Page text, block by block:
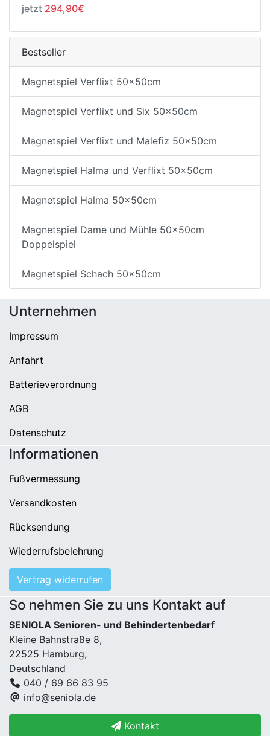
jetzt 294,90€
Bestseller
Magnetspiel Verflixt 50x50cm
Magnetspiel Verflixt und Six 50x50cm
Magnetspiel Verflixt und Malefiz 50x50cm
Magnetspiel Halma und Verflixt 50x50cm
Magnetspiel Halma 50x50cm
Magnetspiel Dame und Mühle 50x50cm
Doppelspiel
Magnetspiel Schach 50x50cm
Unternehmen
Impressum
Anfahrt
Batterieverordnung
AGB
Datenschutz
Informationen
Fußvermessung
Versandkosten
Rücksendung
Wiederrufsbelehrung
Vertrag widerrufen
So nehmen Sie zu uns Kontakt auf
SENIOLA Senioren- und Behindertenbedarf
Kleine Bahnstraße 8,
22525 Hamburg,
Deutschland
040 / 69 66 83 95
info@seniola.de
Kontakt